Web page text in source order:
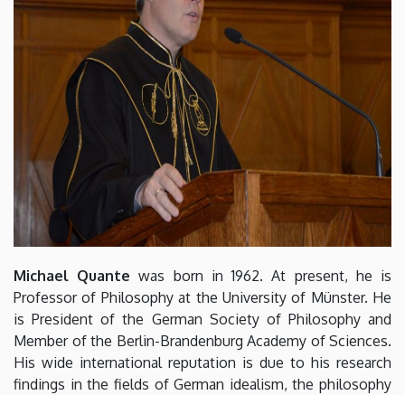
Michael Quante was born in 1962. At present, he is
Professor of Philosophy at the University of Münster. He
is President of the German Society of Philosophy and
Member of the Berlin-Brandenburg Academy of Sciences.
His wide international reputation is due to his research
findings in the fields of German idealism, the philosophy